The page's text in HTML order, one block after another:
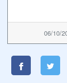
06/10/